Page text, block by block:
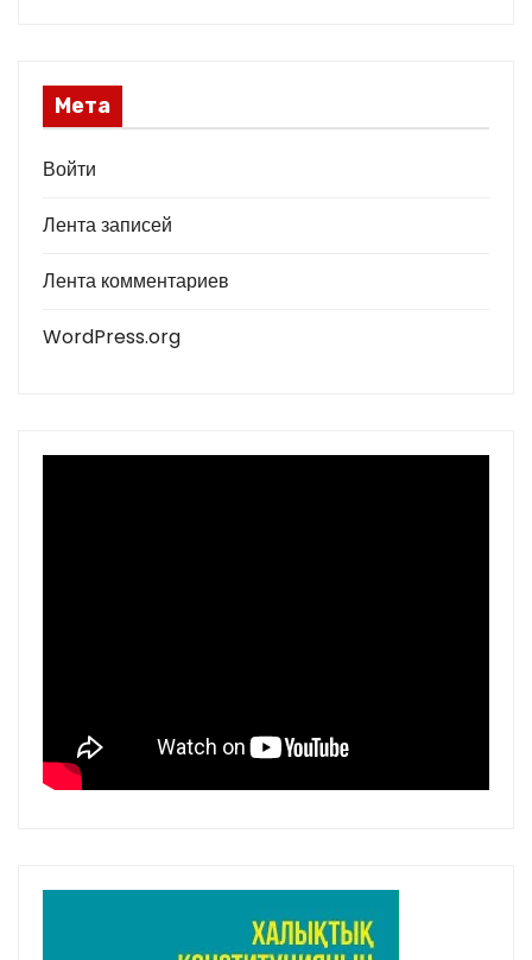
Мета
Войти
Лента записей
Лента комментариев
WordPress.org